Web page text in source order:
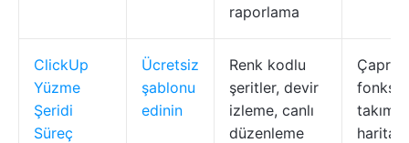
raporlama
ClickUp
Yüzme
Şeridi
Süreç
Ücretsiz
şablonu
edinin
Renk kodlu
şeritler, devir
izleme, canlı
düzenleme
Çapraz
harita